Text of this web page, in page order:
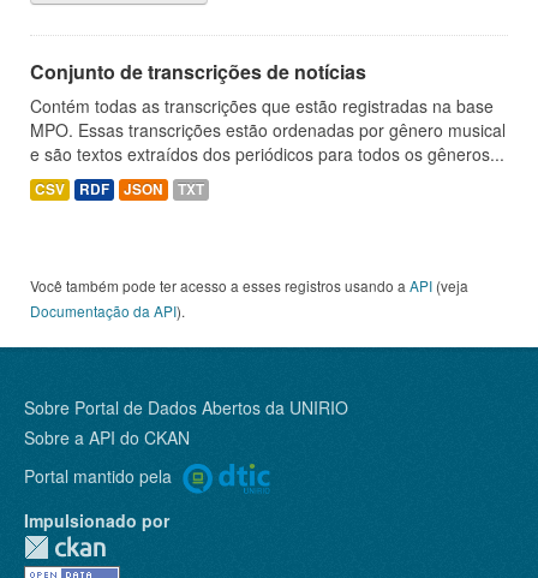
Conjunto de transcrições de notícias
Contém todas as transcrições que estão registradas na base
MPO. Essas transcrições estão ordenadas por gênero musical
e são textos extraídos dos periódicos para todos os gêneros...
CSV RDF JSON TXT
Você também pode ter acesso a esses registros usando a API (veja
Documentação da API).
Sobre Portal de Dados Abertos da UNIRIO
Sobre a API do CKAN
Portal mantido pela
Impulsionado por